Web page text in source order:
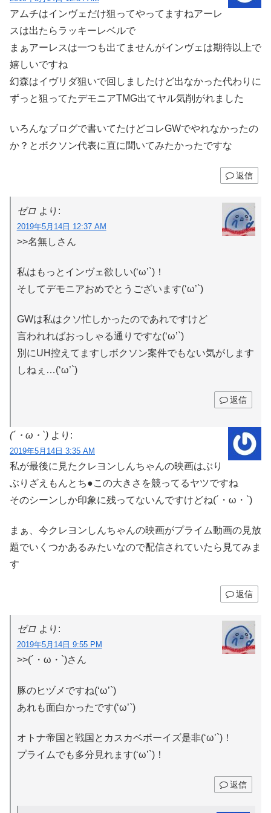
アムチはインヴェだけ狙ってやってますねアーレ
スは出たらラッキーレベルで
まぁアーレスは一つも出てませんがインヴェは期待以上で
嬉しいですね
幻森はイヴリダ狙いで回しましたけど出なかった代わりに
ずっと狙ってたデモニアTMG出てヤル気削がれました
いろんなブログで書いてたけどコレGWでやれなかったの
か？とボクソン代表に直に聞いてみたかったですな
返信
ゼロ より:
2019年5月14日 12:37 AM
>>名無しさん
私はもっとインヴェ欲しい(‘ω’`)！
そしてデモニアおめでとうございます(‘ω’`)
GWは私はクソ忙しかったのであれですけど
言われればおっしゃる通りですな(‘ω’`)
別にUH控えてますしボクソン案件でもない気がします
しねぇ…(‘ω’`)
返信
(´・ω・`) より:
2019年5月14日 3:35 AM
私が最後に見たクレヨンしんちゃんの映画はぶり
ぶりざえもんとち●この大きさを競ってるヤツですね
そのシーンしか印象に残ってないんですけどね(´・ω・`)
まぁ、今クレヨンしんちゃんの映画がプライム動画の見放
題でいくつかあるみたいなので配信されていたら見てみま
す
返信
ゼロ より:
2019年5月14日 9:55 PM
>>(´・ω・`)さん
豚のヒヅメですね(‘ω’`)
あれも面白かったです(‘ω’`)
オトナ帝国と戦国とカスカベボーイズ是非(‘ω’`)！
プライムでも多分見れます(‘ω’`)！
返信